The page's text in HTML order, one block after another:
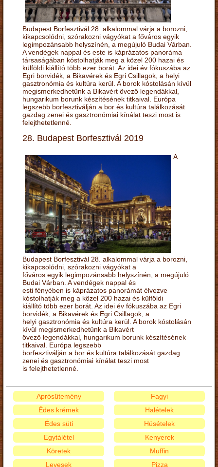
Budapest Borfesztivál 28. alkalommal várja a borozni,
kikapcsolódni, szórakozni vágyókat a főváros egyik
legimpozánsabb helyszínén, a megújuló Budai Várban.
A vendégek nappal és este is káprázatos panoráma
társaságában kóstolhatják meg a közel 200 hazai és
külföldi kiállító több ezer borát. Az idei év fókuszába az
Egri borvidék, a Bikavérek és Egri Csillagok, a helyi
gasztronómia és kultúra kerül. A borok kóstolásán kívül
megismerkedhetünk a Bikavért övező legendákkal,
hungarikum borunk készítésének titkaival. Európa
legszebb borfesztiválján a bor és kultúra találkozását
gazdag zenei és gasztronómiai kínálat teszi most is
felejthetetlenné.
28. Budapest Borfesztivál 2019
A
Budapest Borfesztivál 28. alkalommal várja a borozni,
kikapcsolódni, szórakozni vágyókat a
főváros egyik legimpozánsabb helyszínén, a megújuló
Budai Várban. A vendégek nappal és
esti fényében is káprázatos panorámát élvezve
kóstolhatják meg a közel 200 hazai és külföldi
kiállító több ezer borát. Az idei év fókuszába az Egri
borvidék, a Bikavérek és Egri Csillagok, a
helyi gasztronómia és kultúra kerül. A borok kóstolásán
kívül megismerkedhetünk a Bikavért
övező legendákkal, hungarikum borunk készítésének
titkaival. Európa legszebb
borfesztiválján a bor és kultúra találkozását gazdag
zenei és gasztronómiai kínálat teszi most
is felejthetetlenné.
Aprósütemény
Édes krémek
Édes süti
Egytálétel
Fagyi
Halételek
Húsételek
Kenyerek
Köretek
Levesek
Muffin
Pizza